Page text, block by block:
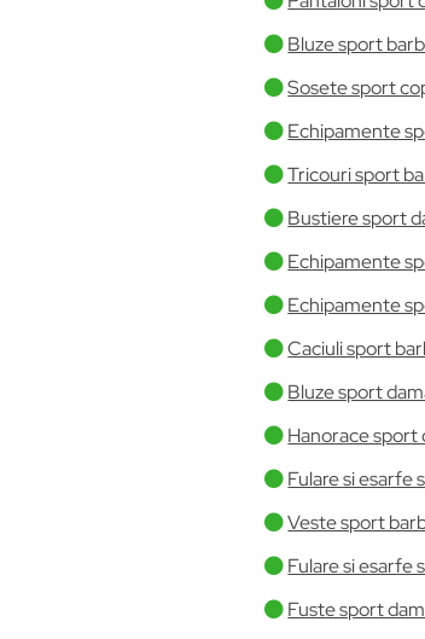
Bluze sport
Sosete sport
Echipamente
Tricouri sport
Bustiere sport
Echipamente
Echipamente
Caciuli sport
Bluze sport
Hanorace sport
Fulare si esarfe
Veste sport
Fulare si esarfe
Fuste sport